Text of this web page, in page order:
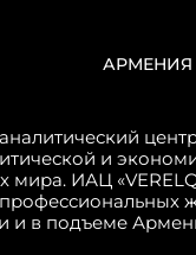
АРМЕНИЯ
и
мира. ИАЦ
и в подъеме